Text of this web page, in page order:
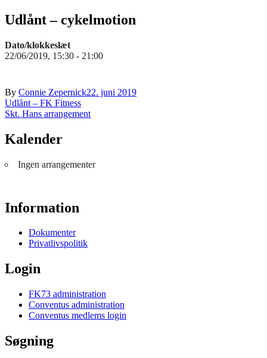
Udlånt – cykelmotion
Dato/klokkeslæt
22/06/2019, 15:30 - 21:00
By Connie Zepernick22. juni 2019
Indlægsnavigation
Udlånt – FK Fitness
Skt. Hans arrangement
Kalender
Ingen arrangementer
Information
Dokumenter
Privatlivspolitik
Login
FK73 administration
Conventus administration
Conventus medlems login
Søgning